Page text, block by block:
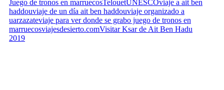
Juego de tronos en marruecosTelouetUNESCOviaje a ait ben
haddouviaje de un día ait ben haddouviaje organizado a
uarzazateviaje para ver donde se grabo juego de tronos en
marruecosviajesdesierto.comVisitar Ksar de Ait Ben Hadu
2019